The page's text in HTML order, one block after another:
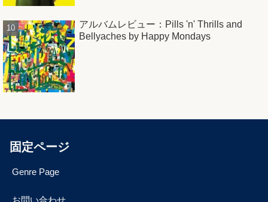
アルバムレビュー：Pills 'n' Thrills and
Bellyaches by Happy Mondays
固定ページ
Genre Page
お問い合わせ